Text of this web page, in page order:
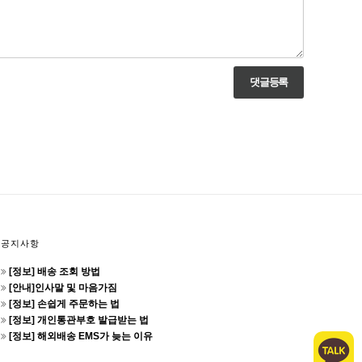
공지사항
[정보] 배송 조회 방법
[안내]인사말 및 마음가짐
[정보] 손쉽게 주문하는 법
[정보] 개인통관부호 발급받는 법
[정보] 해외배송 EMS가 늦는 이유